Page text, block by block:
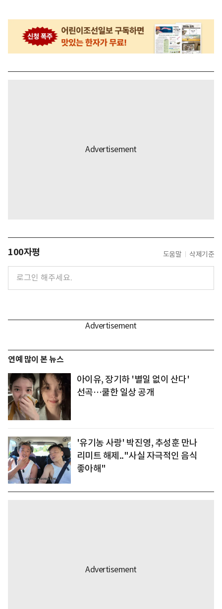
100자평 도움말 삭제기준
연예 많이 본 뉴스
아이유, 장기하 '별일 없이 산다'
선곡…쿨한 일상 공개
'유기농 사랑' 박진영, 추성훈 만나
리미트 해제.."사실 자극적인 음식
좋아해"